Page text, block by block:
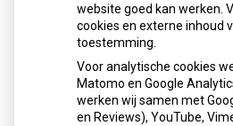
Sinds huisartsen
neemt gebruik toe
Schurft sinds corona geen
uitbraken fors gestegen
Stoppen met afslankmedicijnen
leefstijlaanpassingen weer
website goed kan werken.
cookies en externe inhoud
toestemming.
Voor analytische cookies
Matomo en Google
werken wij samen met
en Reviews), YouTube,